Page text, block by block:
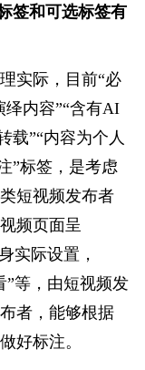
签和可选标签有
实际，目前“必
绎内容”“含有AI
载”“内容为个人
”标签，是考虑
短视频发布者
频页面呈
实际设置，
”等，由短视频发
者，能够根据
好标注。